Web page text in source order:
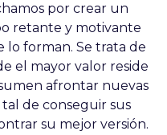
por crear un
retante y motivante
lo forman. Se trata de
el mayor valor reside
afrontar nuevas
de conseguir sus
su mejor versión.